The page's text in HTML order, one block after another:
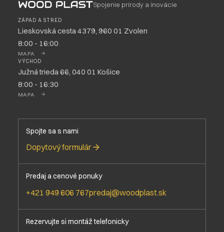
Spojenie prírody a inovácie
ZÁPAD A STRED
Lieskovská cesta 4379, 960 01 Zvolen
8:00 - 16:00
MAPA
VÝCHOD
Južná trieda 66, 040 01 Košice
8:00 - 16:30
MAPA
Spojte sa s nami
Dopytový formulár
Predaj a cenové ponuky
+421 949 606 767predaj@woodplast.sk
Rezervujte si montáž telefonicky